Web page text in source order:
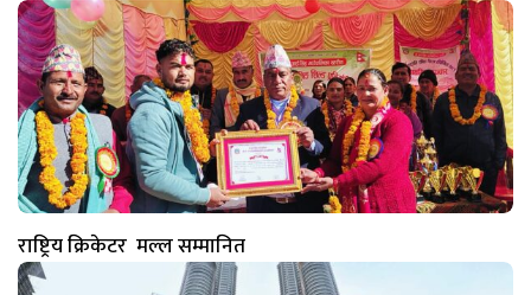
राष्ट्रिय क्रिकेटर मल्ल सम्मानित